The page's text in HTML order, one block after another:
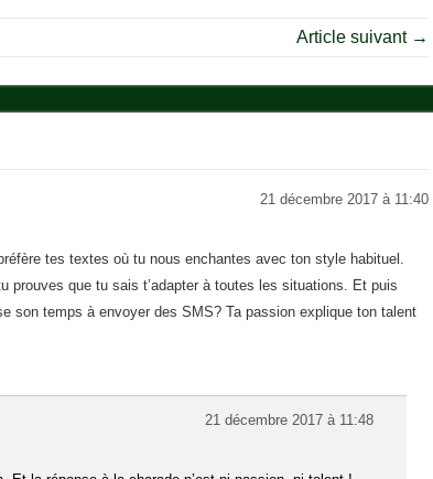
Article suivant →
21 décembre 2017 à 11:40
tes textes où tu nous enchantes avec ton style habituel.
prouves que tu sais t’adapter à toutes les situations. Et puis
son temps à envoyer des SMS? Ta passion explique ton talent
21 décembre 2017 à 11:48